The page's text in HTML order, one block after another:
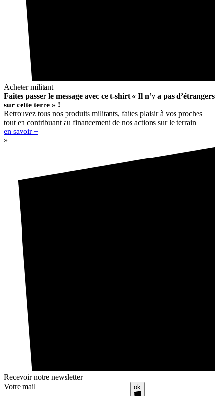
Acheter militant
Faites passer le message avec ce t-shirt « Il n’y a pas d’étrangers
sur cette terre » !
Retrouvez tous nos produits militants, faites plaisir à vos proches
tout en contribuant au financement de nos actions sur le terrain.
en savoir +
»
Recevoir notre newsletter
Votre mail
ok